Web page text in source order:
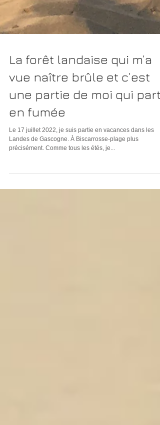
La forêt landaise qui m’a
vue naître brûle et c’est
une partie de moi qui part
en fumée
Le 17 juillet 2022, je suis partie en vacances dans les